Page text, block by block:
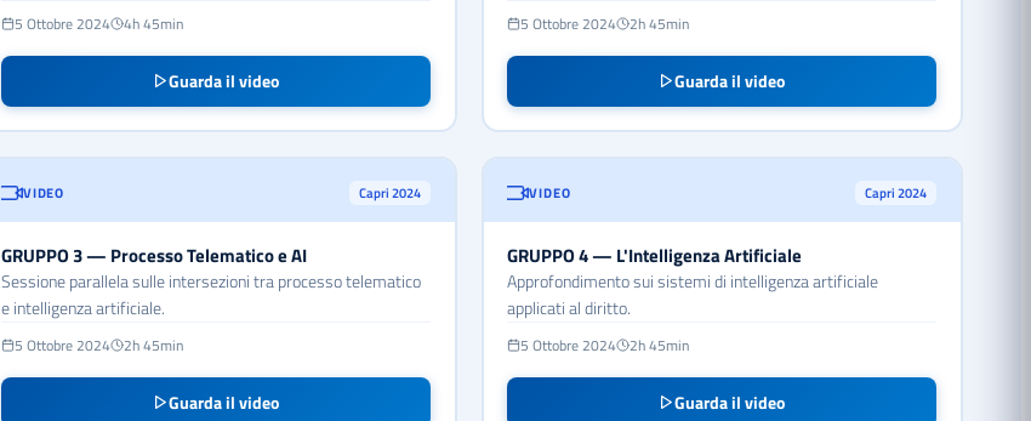
5 Ottobre 2024 4h 45min
Guarda il video
5 Ottobre 2024 2h 45min
Guarda il video
VIDEO Capri 2024
GRUPPO 3 — Processo Telematico e AI
Sessione parallela sulle intersezioni tra processo telematico
e intelligenza artificiale.
5 Ottobre 2024 2h 45min
Guarda il video
VIDEO Capri 2024
GRUPPO 4 — L'Intelligenza Artificiale
Approfondimento sui sistemi di intelligenza artificiale
applicati al diritto.
5 Ottobre 2024 2h 45min
Guarda il video